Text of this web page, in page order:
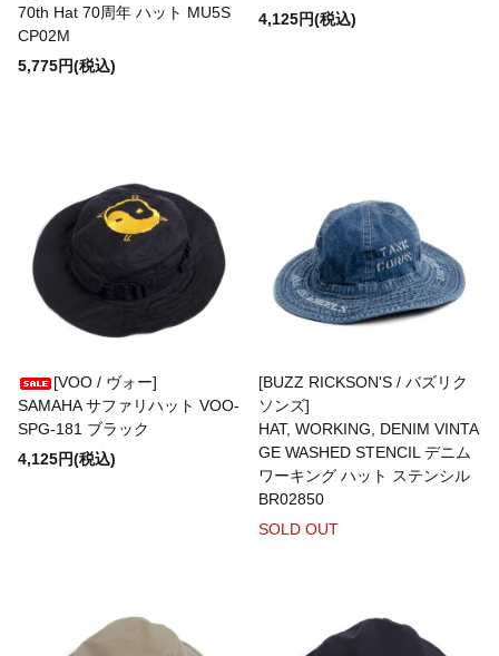
70th Hat 70周年 ハット MU5S
CP02M
5,775円(税込)
4,125円(税込)
[VOO / ヴォー]
SAMAHA サファリハット VOO-
SPG-181 ブラック
4,125円(税込)
[BUZZ RICKSON'S / バズリク
ソンズ]
HAT, WORKING, DENIM VINTA
GE WASHED STENCIL デニム
ワーキング ハット ステンシル
BR02850
SOLD OUT
J.PRESS ORIGINALS
JUTTA NEUMANN
KANELL
KING ROPES
九九谷